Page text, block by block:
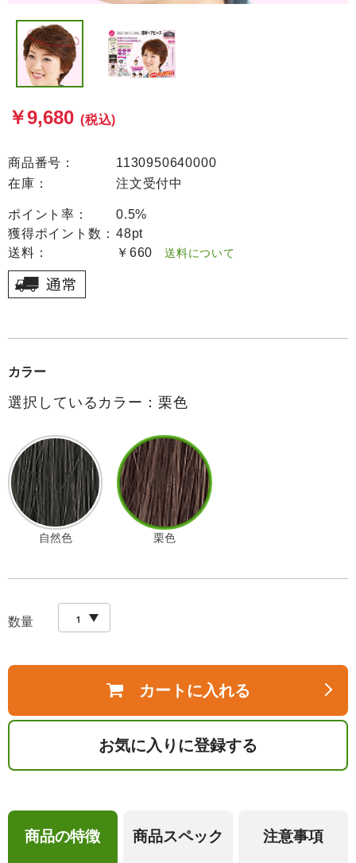
￥9,680 (税込)
商品番号：
1130950640000
在庫：
注文受付中
ポイント率：
0.5%
獲得ポイント数： 48pt
送料：
￥660 送料について
カラー
選択しているカラー：栗色
自然色 栗色
数量
カートに入れる
お気に入りに登録する
商品の特徴 商品スペック 注意事項